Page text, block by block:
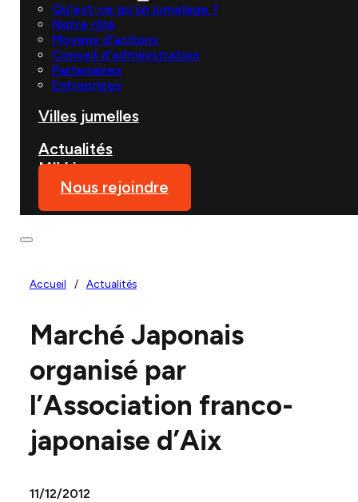
Qu'est-ce qu'un jumelage ?
Notre rôle
Moyens d'actions
Conseil d'administration
Partenaires
Entreprises
Villes jumelles
Actualités
MIVJ
Nous rejoindre
Accueil / Actualités
Marché Japonais
organisé par
l’Association franco-
japonaise d’Aix
11/12/2012